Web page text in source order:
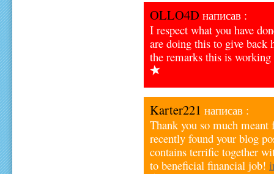
OLLO4D написав :
I respect what you have
are doing this to give back
the remarks this is
Karter221 написав :
Thank you so much
recently found your blog
contains terrific together
to beneficial financial job!